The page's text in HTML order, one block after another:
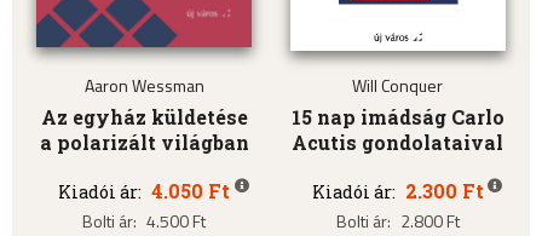
Aaron Wessman
Az egyház küldetése
a polarizált világban
Kiadói ár: 4.050 Ft
Bolti ár: 4.500 Ft
Will Conquer
15 nap imádság Carlo
Acutis gondolataival
Kiadói ár: 2.300 Ft
Bolti ár: 2.800 Ft